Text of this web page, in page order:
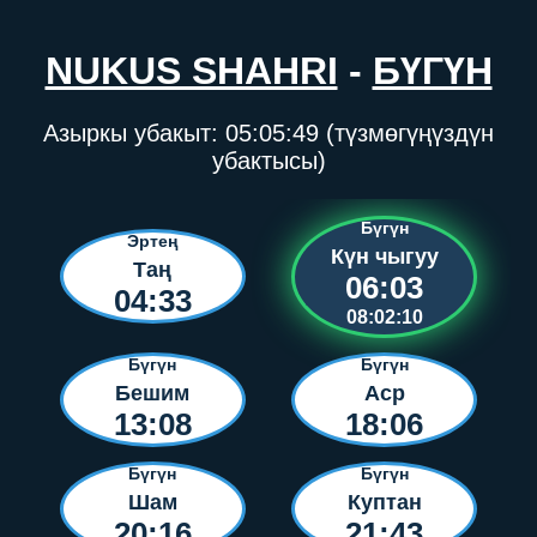
NUKUS SHAHRI - БҮГҮН
Азыркы убакыт: 05:05:49 (түзмөгүңүздүн
убактысы)
Эртең
Таң
04:33
Бүгүн
Күн чыгуу
06:03
08:02:10
Бүгүн
Бешим
13:08
Бүгүн
Аср
18:06
Бүгүн
Шам
Бүгүн
Куптан